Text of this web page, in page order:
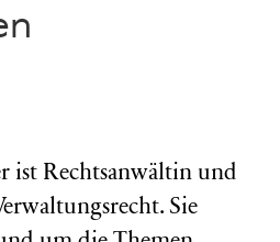
ist Rechtsanwältin und
Sie